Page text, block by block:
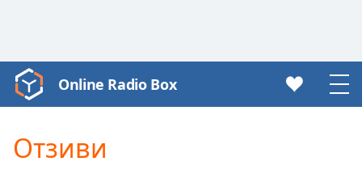
Video
Player
loading.
Online Radio Box
Отзиви